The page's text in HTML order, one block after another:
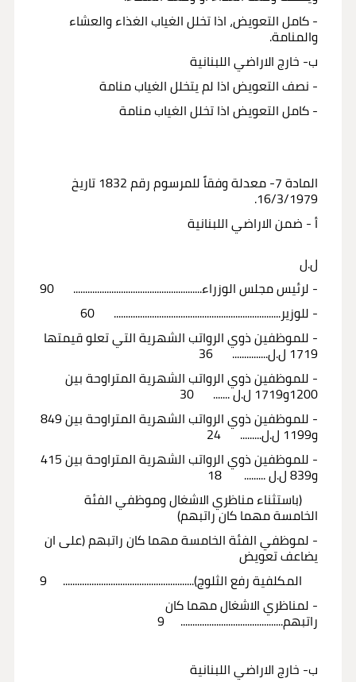
- كامل التعويض، اذا تخلل الغياب الغذاء والعشاء
والمنامة.
ب- خارج الاراضي اللبنانية
- نصف التعويض اذا لم يتخلل الغياب منامة
- كامل التعويض اذا تخلل الغياب منامة
المادة 7- معدلة وفقاً للمرسوم رقم 1832 تاريخ
16/3/1979.
أ - ضمن الاراضي اللبنانية
ل.ل
- لرئيس مجلس الوزراء...................................................... 90
- للوزير...................................................................... 60
- للموظفين ذوي الرواتب الشهرية التي تعلو قيمتها
1719 ل.ل............... 36
- للموظفين ذوي الرواتب الشهرية المتراوحة بين
1200و1719 ل.ل ....... 30
- للموظفين ذوي الرواتب الشهرية المتراوحة بين 849
و1199 ل.ل......... 24
- للموظفين ذوي الرواتب الشهرية المتراوحة بين 415
و839 ل.ل ......... 18
(باستثناء مناظري الاشغال وموظفي الفئة
الخامسة مهما كان راتبهم)
- لموظفي الفئة الخامسة مهما كان راتبهم (على ان
يضاعف تعويض
المكلفية رفع الثلوج)....................................................... 9
- لمناظري الاشغال مهما كان
راتبهم........................................... 9
ب- خارج الاراضي اللبنانية